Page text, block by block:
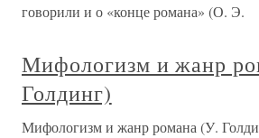
говорили и о «конце романа» (О. Э.
Мифологизм и жанр
Голдинг)
Мифологизм и жанр романа (У.